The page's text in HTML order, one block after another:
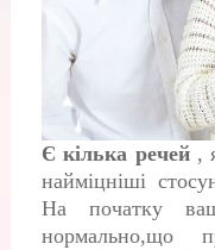
Є кілька речей,
найміцніші
На початку
нормально,що